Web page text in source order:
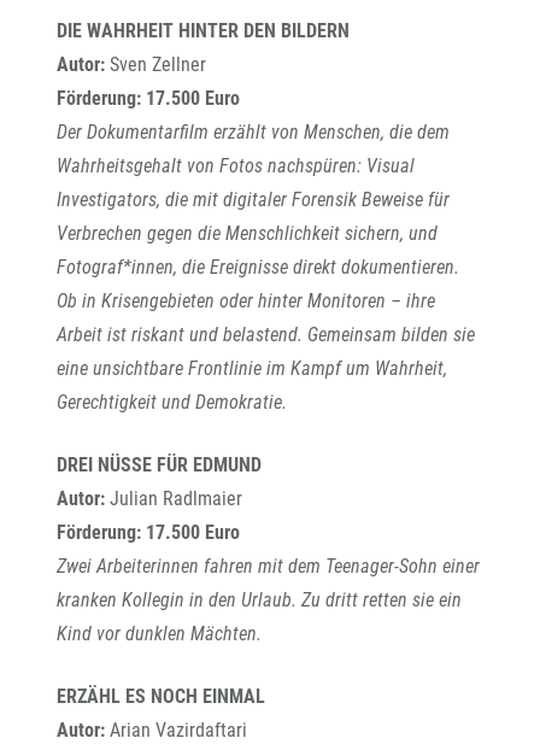
DIE WAHRHEIT HINTER DEN BILDERN
Autor: Sven Zellner
Förderung: 17.500 Euro
Der Dokumentarfilm erzählt von Menschen, die dem
Wahrheitsgehalt von Fotos nachspüren: Visual
Investigators, die mit digitaler Forensik Beweise für
Verbrechen gegen die Menschlichkeit sichern, und
Fotograf*innen, die Ereignisse direkt dokumentieren.
Ob in Krisengebieten oder hinter Monitoren – ihre
Arbeit ist riskant und belastend. Gemeinsam bilden sie
eine unsichtbare Frontlinie im Kampf um Wahrheit,
Gerechtigkeit und Demokratie.
DREI NÜSSE FÜR EDMUND
Autor: Julian Radlmaier
Förderung: 17.500 Euro
Zwei Arbeiterinnen fahren mit dem Teenager-Sohn einer
kranken Kollegin in den Urlaub. Zu dritt retten sie ein
Kind vor dunklen Mächten.
ERZÄHL ES NOCH EINMAL
Autor: Arian Vazirdaftari